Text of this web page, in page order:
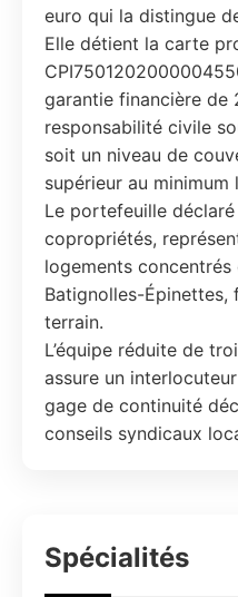
euro qui la distingue
Elle détient la carte
garantie financière de
responsabilité civile
soit un niveau de
supérieur au minimum
Le portefeuille
copropriétés,
logements
Batignolles-
terrain.
L’équipe réduite de
assure un
gage de continuité
conseils syndicaux
Spécialités